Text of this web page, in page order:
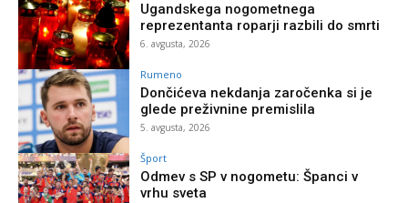
Ugandskega nogometnega
reprezentanta roparji razbili do smrti
6. avgusta, 2026
Rumeno
Dončićeva nekdanja zaročenka si je
glede preživnine premislila
5. avgusta, 2026
Šport
Odmev s SP v nogometu: Španci v
vrhu sveta